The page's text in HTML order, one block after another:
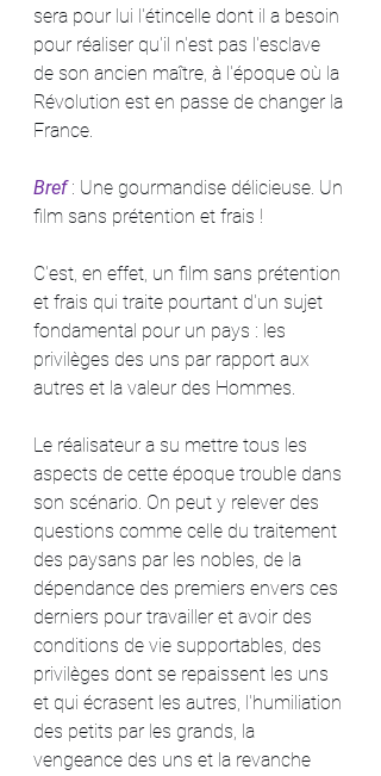
sera pour lui l'étincelle dont il a besoin
pour réaliser qu'il n'est pas l'esclave
de son ancien maître, à l'époque où la
Révolution est en passe de changer la
France.
Bref : Une gourmandise délicieuse. Un
film sans prétention et frais !
C'est, en effet, un film sans prétention
et frais qui traite pourtant d'un sujet
fondamental pour un pays : les
privilèges des uns par rapport aux
autres et la valeur des Hommes.
Le réalisateur a su mettre tous les
aspects de cette époque trouble dans
son scénario. On peut y relever des
questions comme celle du traitement
des paysans par les nobles, de la
dépendance des premiers envers ces
derniers pour travailler et avoir des
conditions de vie supportables, des
privilèges dont se repaissent les uns
et qui écrasent les autres, l'humiliation
des petits par les grands, la
vengeance des uns et la revanche